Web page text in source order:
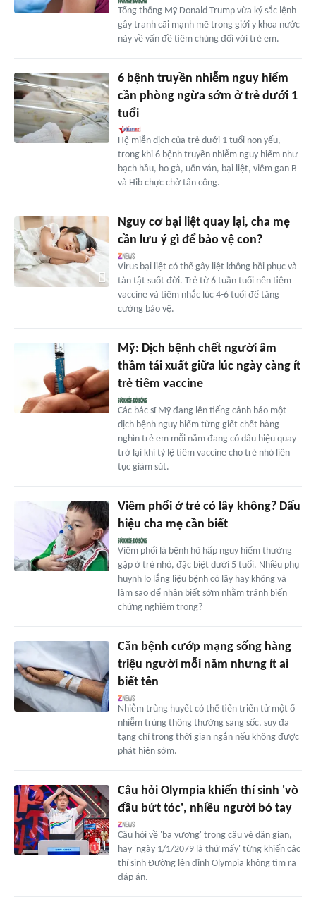
Tổng thống Mỹ Donald Trump vừa ký sắc lệnh
gây tranh cãi mạnh mẽ trong giới y khoa nước
này về vấn đề tiêm chủng đối với trẻ em.
6 bệnh truyền nhiễm nguy hiểm
cần phòng ngừa sớm ở trẻ dưới 1
tuổi
Hệ miễn dịch của trẻ dưới 1 tuổi non yếu,
trong khi 6 bệnh truyền nhiễm nguy hiểm như
bạch hầu, ho gà, uốn ván, bại liệt, viêm gan B
và Hib chực chờ tấn công.
Nguy cơ bại liệt quay lại, cha mẹ
cần lưu ý gì để bảo vệ con?
Virus bại liệt có thể gây liệt không hồi phục và
tàn tật suốt đời. Trẻ từ 6 tuần tuổi nên tiêm
vaccine và tiêm nhắc lúc 4-6 tuổi để tăng
cường bảo vệ.
Mỹ: Dịch bệnh chết người âm
thầm tái xuất giữa lúc ngày càng ít
trẻ tiêm vaccine
Các bác sĩ Mỹ đang lên tiếng cảnh báo một
dịch bệnh nguy hiểm từng giết chết hàng
nghìn trẻ em mỗi năm đang có dấu hiệu quay
trở lại khi tỷ lệ tiêm vaccine cho trẻ nhỏ liên
tục giảm sút.
Viêm phổi ở trẻ có lây không? Dấu
hiệu cha mẹ cần biết
Viêm phổi là bệnh hô hấp nguy hiểm thường
gặp ở trẻ nhỏ, đặc biệt dưới 5 tuổi. Nhiều phụ
huynh lo lắng liệu bệnh có lây hay không và
làm sao để nhận biết sớm nhằm tránh biến
chứng nghiêm trọng?
Căn bệnh cướp mạng sống hàng
triệu người mỗi năm nhưng ít ai
biết tên
Nhiễm trùng huyết có thể tiến triển từ một ổ
nhiễm trùng thông thường sang sốc, suy đa
tạng chỉ trong thời gian ngắn nếu không được
phát hiện sớm.
Câu hỏi Olympia khiến thí sinh 'vò
đầu bứt tóc', nhiều người bó tay
Câu hỏi về 'ba vương' trong câu vè dân gian,
hay 'ngày 1/1/2079 là thứ mấy' từng khiến các
thí sinh Đường lên đỉnh Olympia không tìm ra
đáp án.